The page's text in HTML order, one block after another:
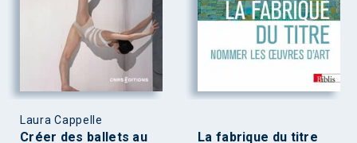
Laura Cappelle
Créer des ballets au
La fabrique du titre